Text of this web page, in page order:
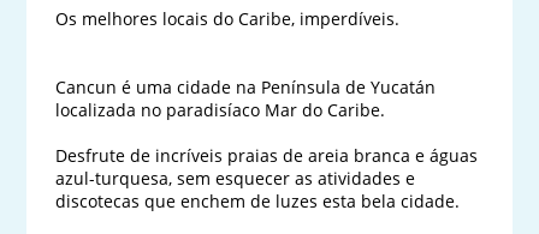
Os melhores locais do Caribe, imperdíveis.
Cancun é uma cidade na Península de Yucatán
localizada no paradisíaco Mar do Caribe.
Desfrute de incríveis praias de areia branca e águas
azul-turquesa, sem esquecer as atividades e
discotecas que enchem de luzes esta bela cidade.